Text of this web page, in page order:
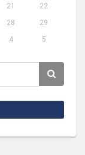
21
22
28
29
4 5